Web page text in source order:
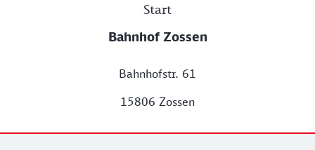
Start
Bahnhof Zossen
Bahnhofstr. 61
15806 Zossen